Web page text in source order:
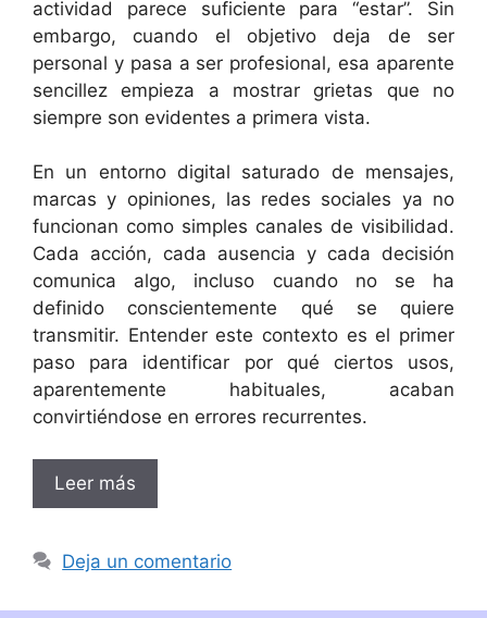
actividad parece suficiente para “estar”. Sin
embargo, cuando el objetivo deja de ser
personal y pasa a ser profesional, esa aparente
sencillez empieza a mostrar grietas que no
siempre son evidentes a primera vista.
En un entorno digital saturado de mensajes,
marcas y opiniones, las redes sociales ya no
funcionan como simples canales de visibilidad.
Cada acción, cada ausencia y cada decisión
comunica algo, incluso cuando no se ha
definido conscientemente qué se quiere
transmitir. Entender este contexto es el primer
paso para identificar por qué ciertos usos,
aparentemente habituales, acaban
convirtiéndose en errores recurrentes.
Leer más
Deja un comentario